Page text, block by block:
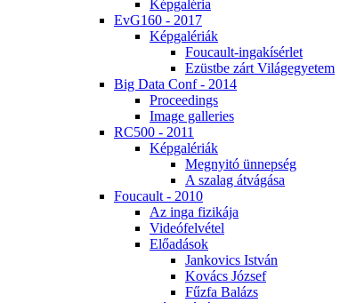
Kép­ga­lé­ria
EvG160 - 2017
Kép­ga­lé­ri­ák
Fo­u­ca­ult-in­ga­kí­sér­let
Ezüst­be zárt Vi­lág­egye­tem
Big Da­ta Conf - 2014
Pro­ce­e­dings
Image gal­le­ri­es
RC500 - 2011
Kép­ga­lé­ri­ák
Meg­nyi­tó ün­nep­ség
A sza­lag át­vá­gá­sa
Fo­u­ca­ult - 2010
Az in­ga fi­zi­ká­ja
Vi­de­ó­fel­vé­tel
Elő­adá­sok
Jan­ko­vics Ist­ván
Ko­vács Jó­zsef
Fűz­fa Ba­lázs